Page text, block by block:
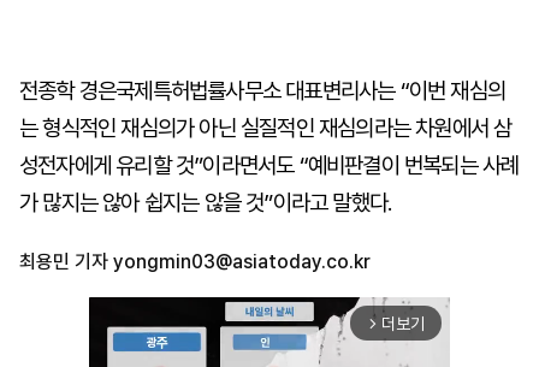
전종학 경은국제특허법률사무소 대표변리사는 “이번 재심의
는 형식적인 재심의가 아닌 실질적인 재심의라는 차원에서 삼
성전자에게 유리할 것”이라면서도 “예비판결이 번복되는 사례
가 많지는 않아 쉽지는 않을 것”이라고 말했다.
최용민 기자 yongmin03@asiatoday.co.kr
arrow_forward_ios 더보기